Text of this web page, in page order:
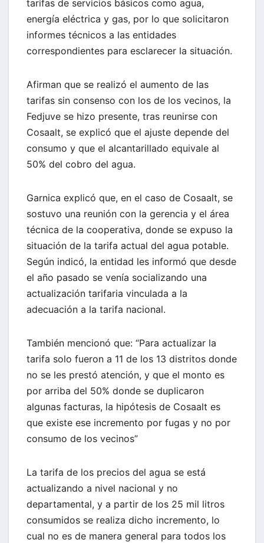
tarifas de servicios básicos como agua,
energía eléctrica y gas, por lo que solicitaron
informes técnicos a las entidades
correspondientes para esclarecer la situación.
Afirman que se realizó el aumento de las
tarifas sin consenso con los de los vecinos, la
Fedjuve se hizo presente, tras reunirse con
Cosaalt, se explicó que el ajuste depende del
consumo y que el alcantarillado equivale al
50% del cobro del agua.
Garnica explicó que, en el caso de Cosaalt, se
sostuvo una reunión con la gerencia y el área
técnica de la cooperativa, donde se expuso la
situación de la tarifa actual del agua potable.
Según indicó, la entidad les informó que desde
el año pasado se venía socializando una
actualización tarifaria vinculada a la
adecuación a la tarifa nacional.
También mencionó que: “Para actualizar la
tarifa solo fueron a 11 de los 13 distritos donde
no se les prestó atención, y que el monto es
por arriba del 50% donde se duplicaron
algunas facturas, la hipótesis de Cosaalt es
que existe ese incremento por fugas y no por
consumo de los vecinos”
La tarifa de los precios del agua se está
actualizando a nivel nacional y no
departamental, y a partir de los 25 mil litros
consumidos se realiza dicho incremento, lo
cual no es de manera general para todos los